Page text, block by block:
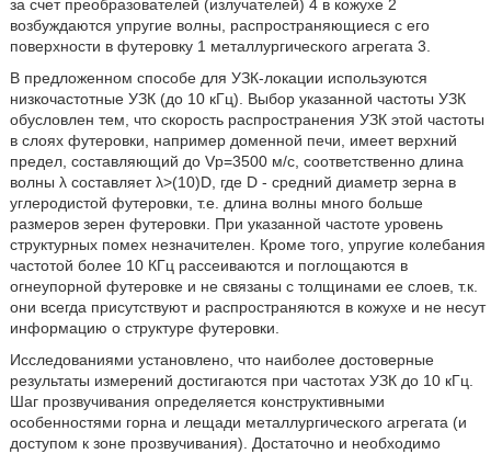
за счет преобразователей (излучателей) 4 в кожухе 2
возбуждаются упругие волны, распространяющиеся с его
поверхности в футеровку 1 металлургического агрегата 3.
В предложенном способе для УЗК-локации используются
низкочастотные УЗК (до 10 кГц). Выбор указанной частоты УЗК
обусловлен тем, что скорость распространения УЗК этой частоты
в слоях футеровки, например доменной печи, имеет верхний
предел, составляющий до Vp=3500 м/с, соответственно длина
волны λ составляет λ>(10)D, где D - средний диаметр зерна в
углеродистой футеровки, т.е. длина волны много больше
размеров зерен футеровки. При указанной частоте уровень
структурных помех незначителен. Кроме того, упругие колебания
частотой более 10 КГц рассеиваются и поглощаются в
огнеупорной футеровке и не связаны с толщинами ее слоев, т.к.
они всегда присутствуют и распространяются в кожухе и не несут
информацию о структуре футеровки.
Исследованиями установлено, что наиболее достоверные
результаты измерений достигаются при частотах УЗК до 10 кГц.
Шаг прозвучивания определяется конструктивными
особенностями горна и лещади металлургического агрегата (и
доступом к зоне прозвучивания). Достаточно и необходимо